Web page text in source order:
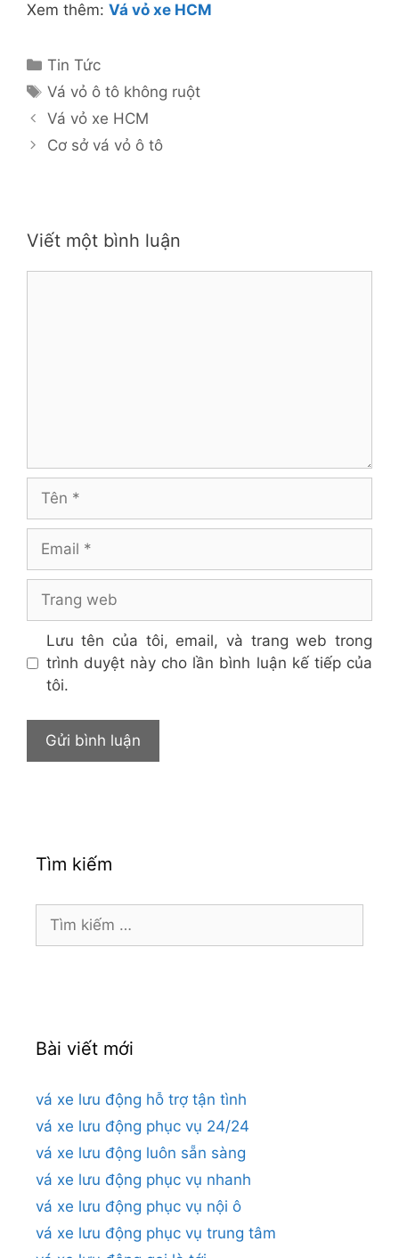
Xem thêm: Vá vỏ xe HCM
Danh
mục
Tin Tức
Thẻ
Vá vỏ ô tô không ruột
Vá vỏ xe HCM
Cơ sở vá vỏ ô tô
Viết một bình luận
Tên
Email
Trang
Lưu tên của tôi, email, và trang web trong
trình duyệt này cho lần bình luận kế tiếp của
tôi.
Tìm kiếm
Tìm
kiếm
Bài viết mới
vá xe lưu động hỗ trợ tận tình
vá xe lưu động phục vụ 24/24
vá xe lưu động luôn sẵn sàng
vá xe lưu động phục vụ nhanh
vá xe lưu động phục vụ nội ô
vá xe lưu động phục vụ trung tâm